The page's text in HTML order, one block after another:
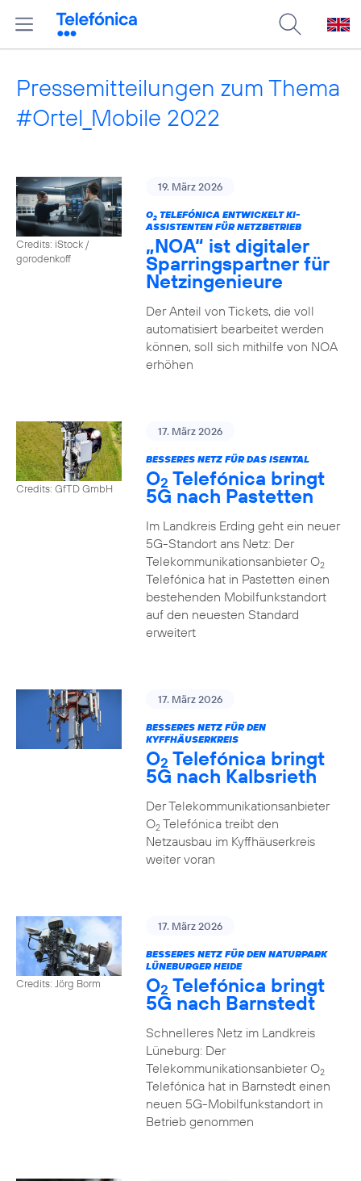
Pressemitteilungen zum Thema
#Ortel_Mobile 2022
Credits: iStock /
gorodenkoff
19. März 2026
O2TELEFÓNICA ENTWICKELT KI-
ASSISTENTEN FÜR NETZBETRIEB
„NOA“ ist digitaler
Sparringspartner für
Netzingenieure
Der Anteil von Tickets, die voll
automatisiert bearbeitet werden
können, soll sich mithilfe von NOA
erhöhen
Credits: GfTD GmbH
17. März 2026
BESSERES NETZ FÜR DAS ISENTAL
O2 Telefónica bringt
5G nach Pastetten
Im Landkreis Erding geht ein neuer
5G-Standort ans Netz: Der
Telekommunikationsanbieter O2
Telefónica hat in Pastetten einen
bestehenden Mobilfunkstandort
auf den neuesten Standard
erweitert
17. März 2026
BESSERES NETZ FÜR DEN
KYFFHÄUSERKREIS
O2 Telefónica bringt
5G nach Kalbsrieth
Der Telekommunikationsanbieter
O2Telefónica treibt den
Netzausbau im Kyffhäuserkreis
weiter voran
Credits: Jörg Borm
17. März 2026
BESSERES NETZ FÜR DEN NATURPARK
LÜNEBURGER HEIDE
O2 Telefónica bringt
5G nach Barnstedt
Schnelleres Netz im Landkreis
Lüneburg: Der
Telekommunikationsanbieter O2
Telefónica hat in Barnstedt einen
neuen 5G-Mobilfunkstandort in
Betrieb genommen